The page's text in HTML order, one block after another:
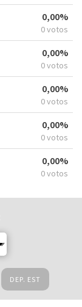
0,00%
0 votos
0,00%
0 votos
0,00%
0 votos
0,00%
0 votos
0,00%
0 votos
DEP. EST